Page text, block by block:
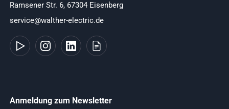
Ramsener Str. 6, 67304 Eisenberg
service@walther-electric.de
Anmeldung zum Newsletter